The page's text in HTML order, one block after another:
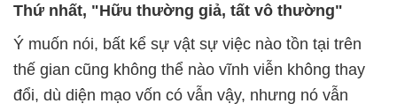
Thứ nhất, "Hữu thường giả, tất vô thường"
Ý muốn nói, bất kể sự vật sự việc nào tồn tại trên
thế gian cũng không thể nào vĩnh viễn không thay
đổi, dù diện mạo vốn có vẫn vậy, nhưng nó vẫn